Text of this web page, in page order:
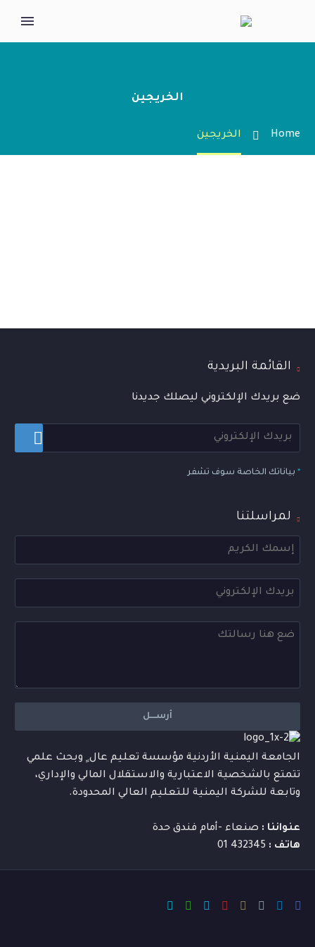
الخريجين
Home الخريجين
القائمة البريدية
ضع بريدك الإلكتروني ليصلك جديدنا
* بياناتك الخاصة سوف تشفر
لمراسلتنا
الجامعة اليمنية الأردنية مؤسسة تعليم عال ٍ وبحث علمي
تتمتع بالشخصية الاعتبارية والاستقلال المالي والإداري،
وتابعة للشركة اليمنية للتعليم العالي المحدودة.
عنواننا : صنعاء -أمام فندق حدة
هاتف :